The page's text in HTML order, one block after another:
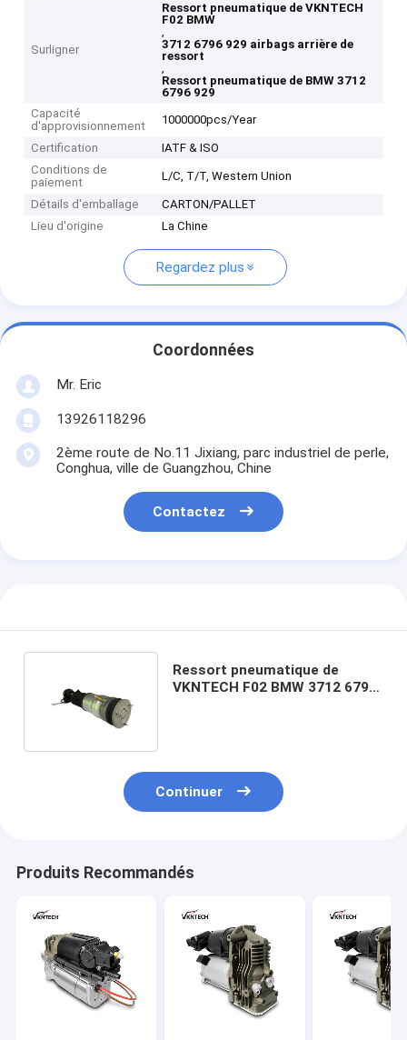
Surligner
Ressort pneumatique de VKNTECH
F02 BMW
,
3712 6796 929 airbags arrière de
ressort
,
Ressort pneumatique de BMW 3712
6796 929
Capacité
d'approvisionnement
1000000pcs/Year
Certification
IATF & ISO
Conditions de
paiement
L/C, T/T, Western Union
Détails d'emballage
CARTON/PALLET
Lieu d'origine
La Chine
Regardez plus
Coordonnées
Mr. Eric
13926118296
2ème route de No.11 Jixiang, parc industriel de perle,
Conghua, ville de Guangzhou, Chine
Contactez
Ressort pneumatique de
VKNTECH F02 BMW 3712 6796
Continuer
Produits Recommandés